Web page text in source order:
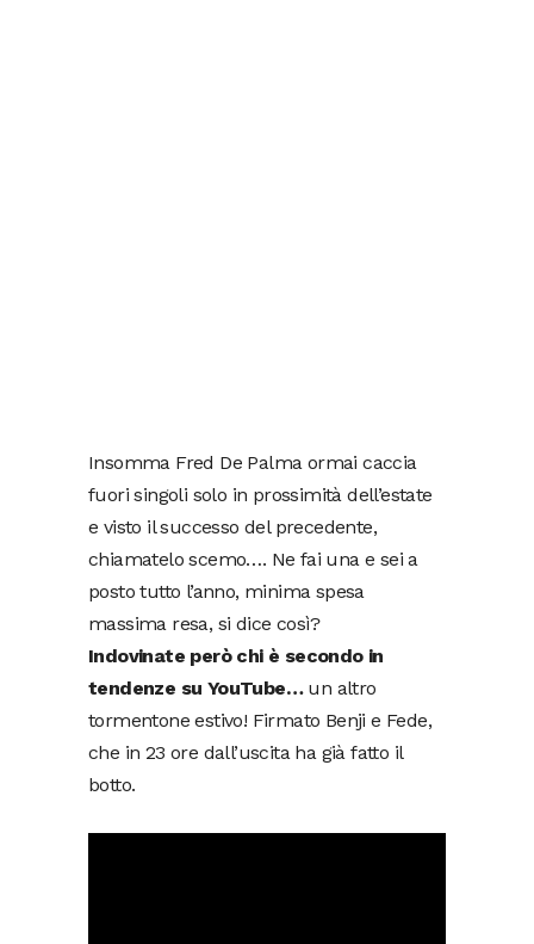
Insomma Fred De Palma ormai caccia
fuori singoli solo in prossimità dell’estate
e visto il successo del precedente,
chiamatelo scemo…. Ne fai una e sei a
posto tutto l’anno, minima spesa
massima resa, si dice così?
Indovinate però chi è secondo in
tendenze su YouTube…un altro
tormentone estivo! Firmato Benji e Fede,
che in 23 ore dall’uscita ha già fatto il
botto.